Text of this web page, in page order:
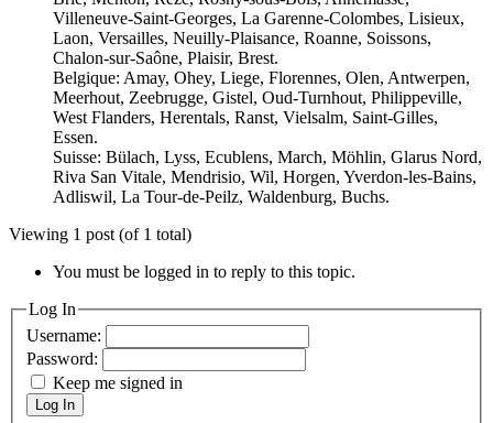
Villeneuve-Saint-Georges, La Garenne-Colombes, Lisieux,
Laon, Versailles, Neuilly-Plaisance, Roanne, Soissons,
Chalon-sur-Saône, Plaisir, Brest.
Belgique: Amay, Ohey, Liege, Florennes, Olen, Antwerpen,
Meerhout, Zeebrugge, Gistel, Oud-Turnhout, Philippeville,
West Flanders, Herentals, Ranst, Vielsalm, Saint-Gilles,
Essen.
Suisse: Bülach, Lyss, Ecublens, March, Möhlin, Glarus Nord,
Riva San Vitale, Mendrisio, Wil, Horgen, Yverdon-les-Bains,
Adliswil, La Tour-de-Peilz, Waldenburg, Buchs.
Viewing 1 post (of 1 total)
You must be logged in to reply to this topic.
Log In
Username:
Password:
Keep me signed in
Log In